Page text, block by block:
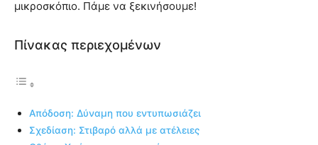
μικροσκόπιο. Πάμε να ξεκινήσουμε!
Πίνακας περιεχομένων
Απόδοση: Δύναμη που εντυπωσιάζει
Σχεδίαση: Στιβαρό αλλά με ατέλειες